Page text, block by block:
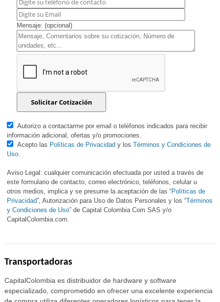
Mensaje: (opcional)
Autorizo a contactarme por email o teléfonos indicados para recibir
información adicional, ofertas y/o promociones.
Acepto las Políticas de Privacidad y losTérminos y Condiciones de
Uso.
Aviso Legal: cualquier comunicación efectuada por usted a través de
este formulario de contacto, correo electrónico, teléfonos, celular u
otros medios, implica y se presume la aceptación de las “Políticas de
Privacidad”, Autorización para Uso de Datos Personales y los “Términos
y Condiciones de Uso” de Capital Colombia Com SAS y/o
CapitalColombia.com.
Transportadoras
CapitalColombia es distribuidor de hardware y software
especializado, comprometido en ofrecer una excelente experiencia